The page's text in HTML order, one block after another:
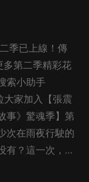
季已上線！傳
多第二季精彩花
索小助手
大家加入【張震
事》驚魂季】第
次在雨夜行駛的
有？這一次，她
恐怖舞臺並不